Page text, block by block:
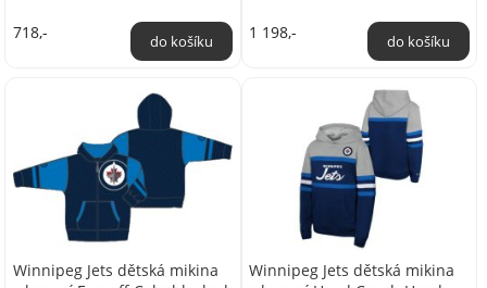
718,- 1 198,-
Winnipeg Jets dětská mikina
Winnipeg Jets dětská mikina